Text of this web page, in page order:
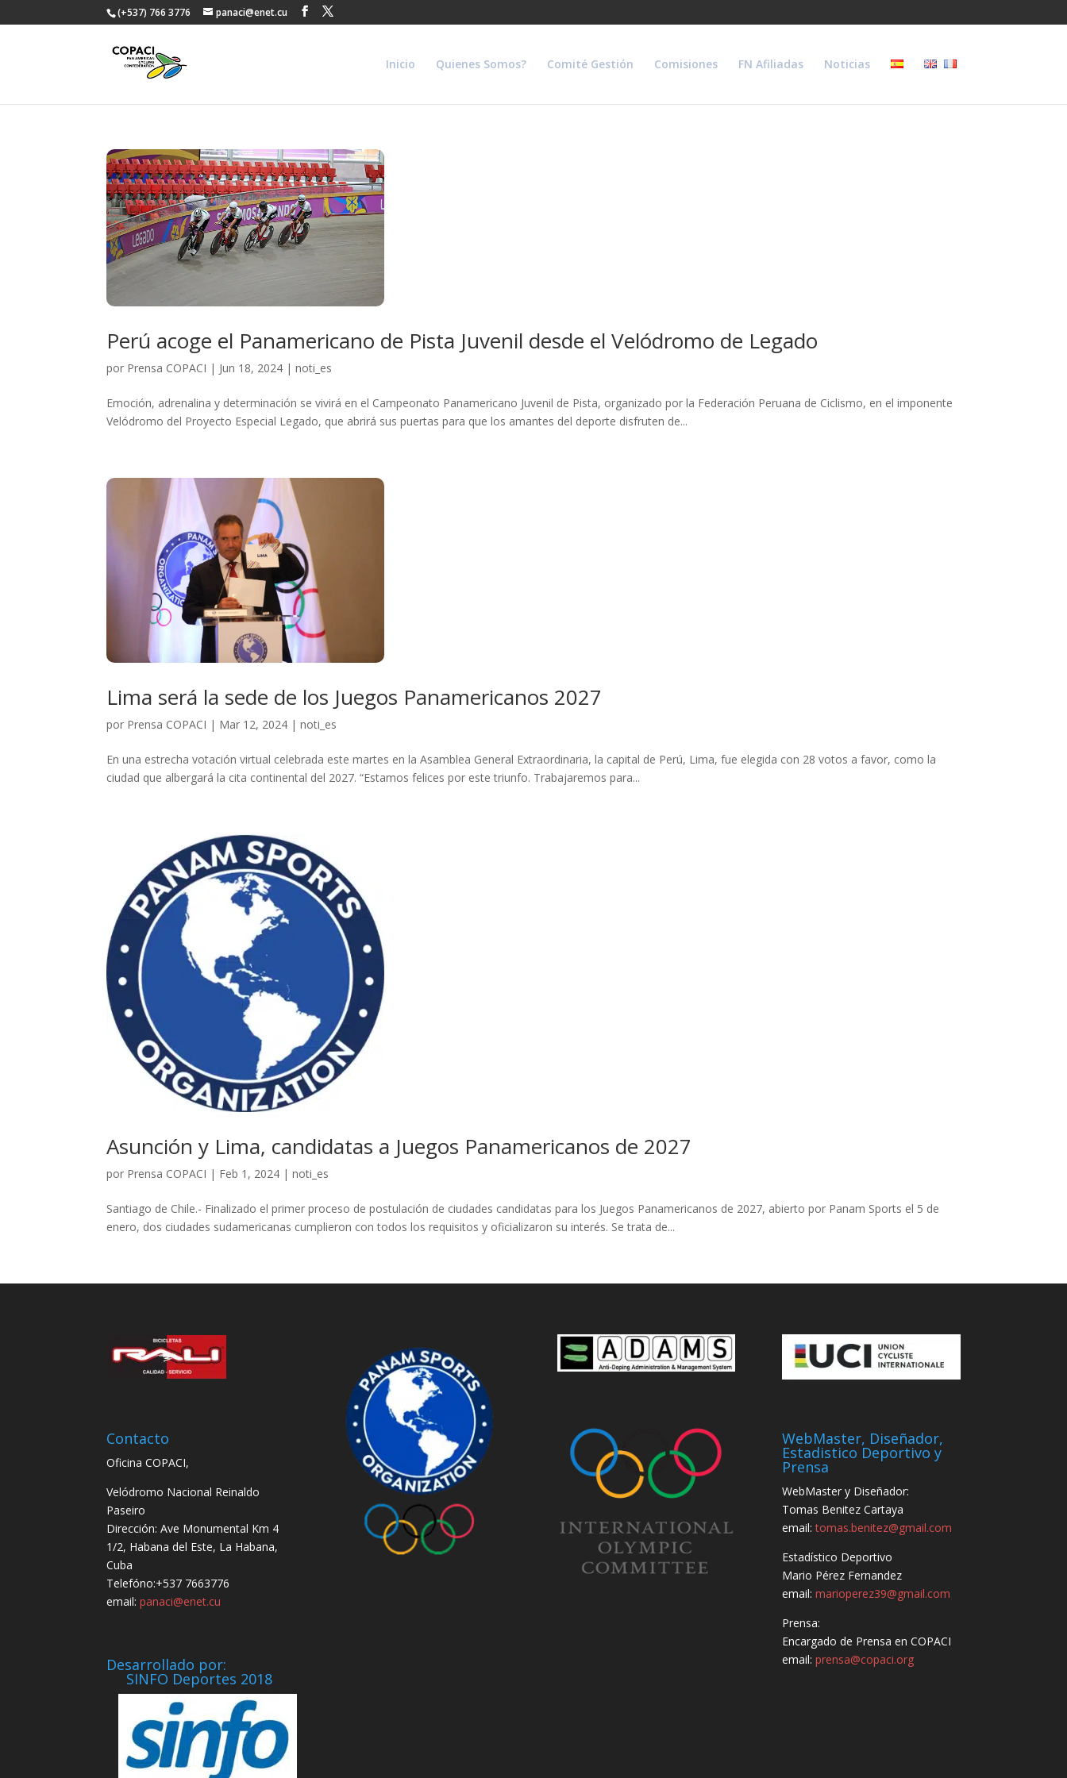
(+537) 766 3776 panaci@enet.cu
Inicio Quienes Somos? Comité Gestión Comisiones FN Afiliadas Noticias
Perú acoge el Panamericano de Pista Juvenil desde el Velódromo de Legado
por Prensa COPACI | Jun 18, 2024 |noti_es
Emoción, adrenalina y determinación se vivirá en el Campeonato Panamericano Juvenil de Pista, organizado por la Federación Peruana de Ciclismo, en el imponente
Velódromo del Proyecto Especial Legado, que abrirá sus puertas para que los amantes del deporte disfruten de...
Lima será la sede de los Juegos Panamericanos 2027
por Prensa COPACI | Mar 12, 2024 |noti_es
En una estrecha votación virtual celebrada este martes en la Asamblea General Extraordinaria, la capital de Perú, Lima, fue elegida con 28 votos a favor, como la
ciudad que albergará la cita continental del 2027. “Estamos felices por este triunfo. Trabajaremos para...
Asunción y Lima, candidatas a Juegos Panamericanos de 2027
por Prensa COPACI | Feb 1, 2024 |noti_es
Santiago de Chile.- Finalizado el primer proceso de postulación de ciudades candidatas para los Juegos Panamericanos de 2027, abierto por Panam Sports el 5 de
enero, dos ciudades sudamericanas cumplieron con todos los requisitos y oficializaron su interés. Se trata de...
Contacto
Oficina COPACI,
Velódromo Nacional Reinaldo
Paseiro
Dirección: Ave Monumental Km 4
1/2, Habana del Este, La Habana,
Cuba
Telefóno:+537 7663776
email:panaci@enet.cu
Desarrollado por:
SINFO Deportes 2018
WebMaster, Diseñador,
Estadistico Deportivo y
Prensa
WebMaster y Diseñador:
Tomas Benitez Cartaya
email:tomas.benitez@gmail.com
Estadístico Deportivo
Mario Pérez Fernandez
email:marioperez39@gmail.com
Prensa:
Encargado de Prensa en COPACI
email:prensa@copaci.org